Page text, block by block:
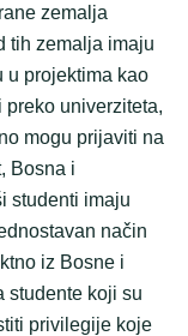
zemalja
tih zemalja imaju
u projektima kao
univerziteta,
mogu prijaviti na
Bosna i
studenti imaju
način
iz Bosne i
studente koji su
privilegije koje